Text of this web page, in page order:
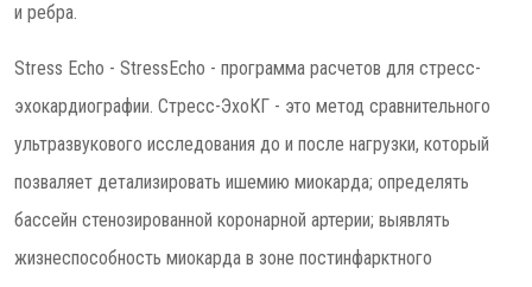
и ребра.
Stress Echo - StressEcho - программа расчетов для стресс-
эхокардиографии. Стресс-ЭхоКГ - это метод сравнительного
ультразвукового исследования до и после нагрузки, который
позваляет детализировать ишемию миокарда; определять
бассейн стенозированной коронарной артерии; выявлять
жизнеспособность миокарда в зоне постинфарктного